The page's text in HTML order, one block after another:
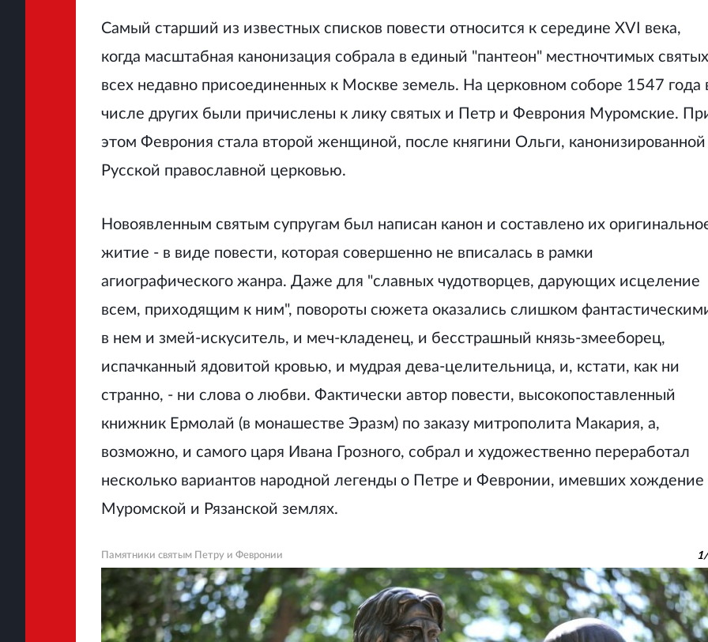
Самый старший из известных списков повести относится к середине XVI века,
когда масштабная канонизация собрала в единый "пантеон" местночтимых святых
всех недавно присоединенных к Москве земель. На церковном соборе 1547 года
числе других были причислены к лику святых и Петр и Феврония Муромские.
этом Феврония стала второй женщиной, после княгини Ольги, канонизированной
Русской православной церковью.
Новоявленным святым супругам был написан канон и составлено их
житие - в виде повести, которая совершенно не вписалась в рамки
агиографического жанра. Даже для "славных чудотворцев, дарующих исцеление
всем, приходящим к ним", повороты сюжета оказались слишком
в нем и змей-искуситель, и меч-кладенец, и бесстрашный князь-змееборец,
испачканный ядовитой кровью, и мудрая дева-целительница, и, кстати, как ни
странно, - ни слова о любви. Фактически автор повести, высокопоставленный
книжник Ермолай (в монашестве Эразм) по заказу митрополита Макария, а,
возможно, и самого царя Ивана Грозного, собрал и художественно переработал
несколько вариантов народной легенды о Петре и Февронии, имевших хождение
Муромской и Рязанской землях.
Памятники святым Петру и Февронии 1/